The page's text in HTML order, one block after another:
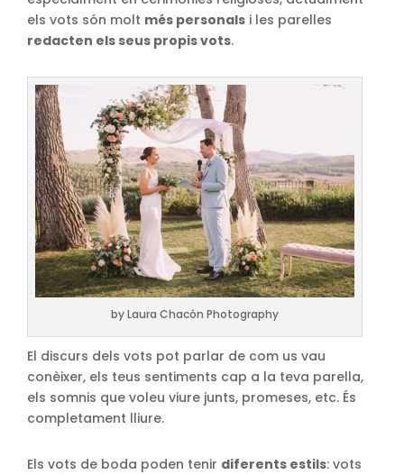
els vots són molt més personals i les parelles
redacten els seus propis vots.
by Laura Chacón Photography
El discurs dels vots pot parlar de com us vau
conèixer, els teus sentiments cap a la teva parella,
els somnis que voleu viure junts, promeses, etc. És
completament lliure.
Els vots de boda poden tenir diferents estils: vots